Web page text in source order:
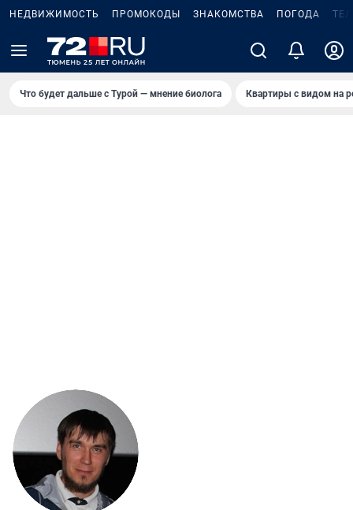
НЕДВИЖИМОСТЬ ПРОМОКОДЫ ЗНАКОМСТВА ПОГОДА
Что будет дальше с Турой — мнение биолога Квартиры с видом на